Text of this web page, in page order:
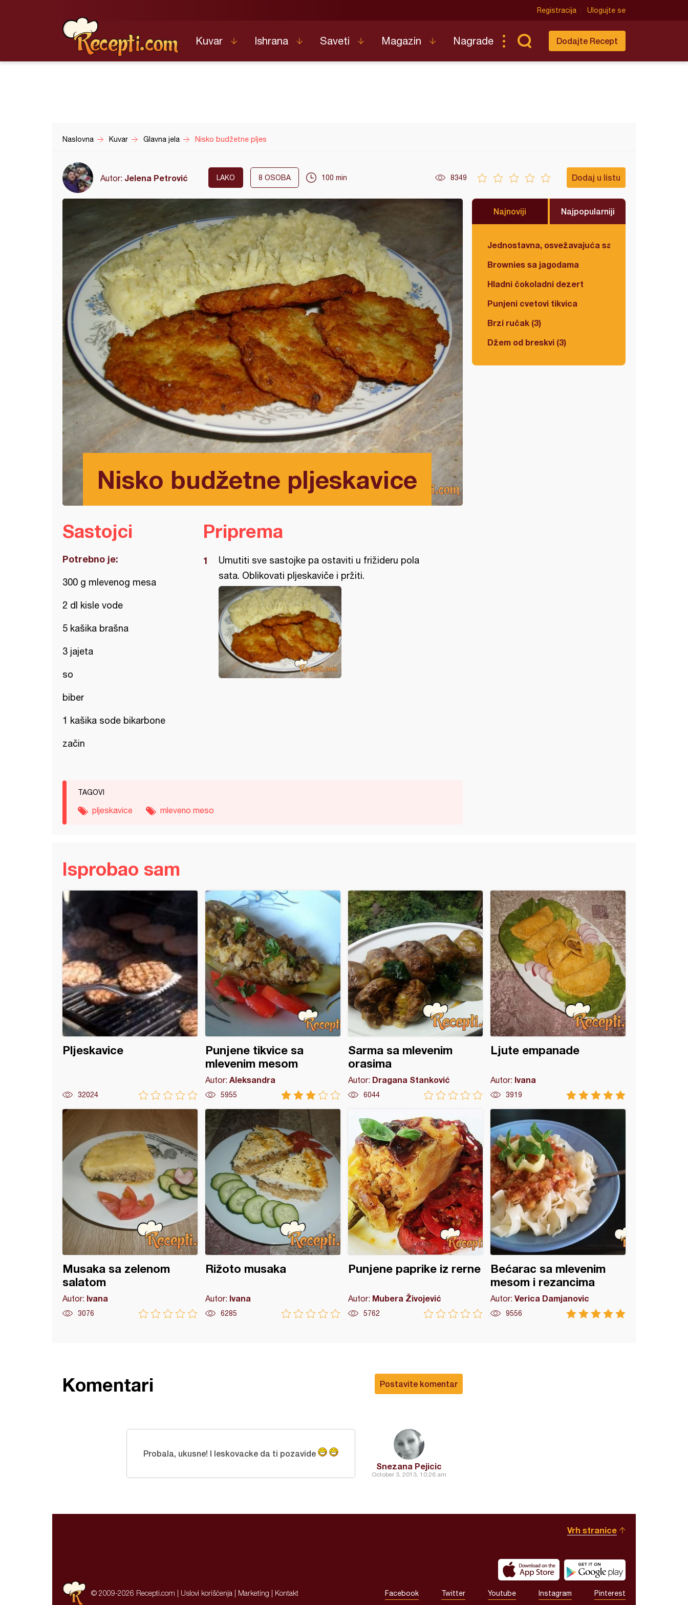
Registracija Ulogujte se
Kuvar Ishrana Saveti Magazin Nagrade Dodajte Recept
Naslovna Kuvar Glavna jela Nisko budžetne pljes
Autor: Jelena Petrović LAKO 8 OSOBA 100 min 8349 Dodaj u listu
Nisko budžetne pljeskavice
Najnoviji Najpopularniji
Jednostavna, osvežavajuća salata
Brownies sa jagodama
Hladni čokoladni dezert
Punjeni cvetovi tikvica
Brzi ručak (3)
Džem od breskvi (3)
Sastojci
Potrebno je:
300 g mlevenog mesa
2 dl kisle vode
5 kašika brašna
3 jajeta
so
biber
1 kašika sode bikarbone
začin
Priprema
Umutiti sve sastojke pa ostaviti u frižideru pola
sata. Oblikovati pljeskaviče i pržiti.
TAGOVI
pljeskavice mleveno meso
Isprobao sam
Pljeskavice
32024
Punjene tikvice sa
mlevenim mesom
Autor: Aleksandra
5955
Sarma sa mlevenim
orasima
Autor: Dragana Stanković
6044
Ljute empanade
Autor: Ivana
3919
Musaka sa zelenom
salatom
Autor: Ivana
3076
Rižoto musaka
Autor: Ivana
6285
Punjene paprike iz rerne
Autor: Mubera Živojević
5762
Bećarac sa mlevenim
mesom i rezancima
Autor:Verica Damjanovic
9556
sa mlevenim mesom i rezancima
Postavite komentar
Komentari
Snezana Pejicic
October 3, 2013, 10:26 am
Probala, ukusne! I leskovacke da ti pozavide
Vrh stranice
© 2009-2026 Recepti.com | Uslovi korišćenja Marketing Kontakt Facebook Twitter Youtube Instagram Pinterest